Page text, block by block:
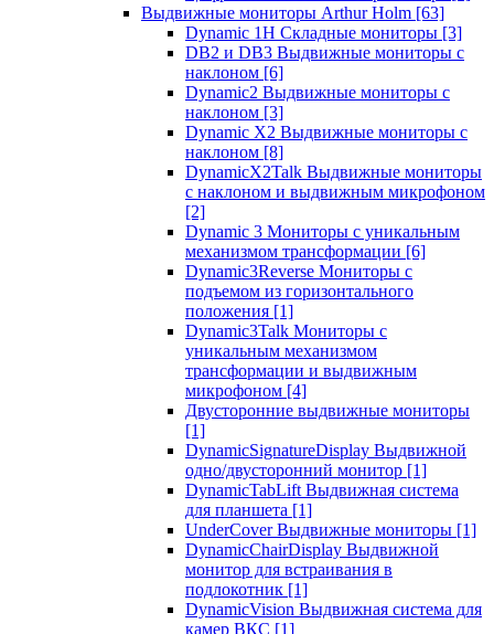
Выдвижные мониторы Arthur Holm [63]
Dynamic 1Н Складные мониторы [3]
DB2 и DB3 Выдвижные мониторы с
наклоном [6]
Dynamic2 Выдвижные мониторы с
наклоном [3]
Dynamic X2 Выдвижные мониторы с
наклоном [8]
DynamicX2Talk Выдвижные мониторы
с наклоном и выдвижным микрофоном
[2]
Dynamic 3 Мониторы с уникальным
механизмом трансформации [6]
Dynamic3Reverse Мониторы с
подъемом из горизонтального
положения [1]
Dynamic3Talk Мониторы с
уникальным механизмом
трансформации и выдвижным
микрофоном [4]
Двусторонние выдвижные мониторы
[1]
DynamicSignatureDisplay Выдвижной
одно/двусторонний монитор [1]
DynamicTabLift Выдвижная система
для планшета [1]
UnderCover Выдвижные мониторы [1]
DynamicChairDisplay Выдвижной
монитор для встраивания в
подлокотник [1]
DynamicVision Выдвижная система для
камер ВКС [1]